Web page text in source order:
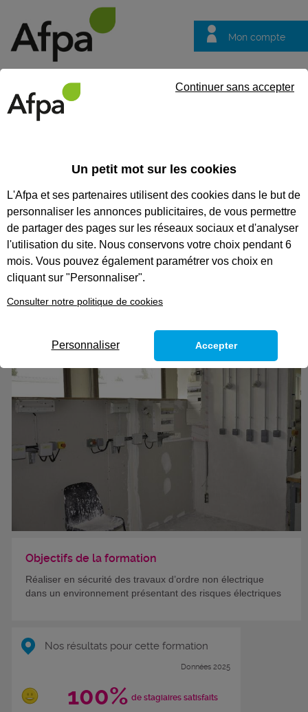
Mon compte
questions
CODES
HABILITATION ÉLECTRIQUE B0
ET/OU H0 OU H0V EXÉCUTANT
SUR INSTALLATIONS -
PRÉSENTIEL
Formation initiale habilitation électrique pour
exécutant de travaux d'ordre non électrique
Objectifs de la formation
Réaliser en sécurité des travaux d’ordre non électrique
dans un environnement présentant des risques électriques
Nos résultats pour cette formation
Données 2025
100% de stagiaires satisfaits
Un petit mot sur les cookies
L'Afpa et ses partenaires utilisent des cookies dans le but de
personnaliser les annonces publicitaires, de vous permettre
de partager des pages sur les réseaux sociaux et d'analyser
l'utilisation du site. Nous conservons votre choix pendant 6
mois. Vous pouvez également paramétrer vos choix en
cliquant sur "Personnaliser".
Consulter notre politique de cookies
Continuer sans accepter
Personnaliser Accepter